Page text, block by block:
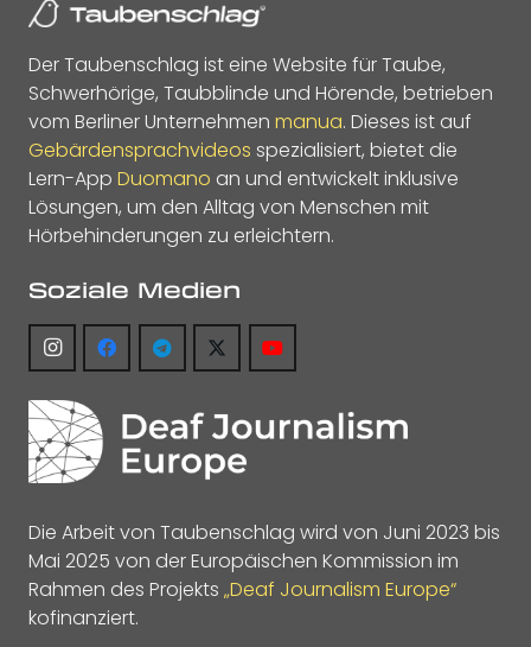
Der Taubenschlag ist eine Website für Taube,
Schwerhörige, Taubblinde und Hörende, betrieben
vom Berliner Unternehmen manua. Dieses ist auf
Gebärdensprachvideos spezialisiert, bietet die
Lern-App Duomano an und entwickelt inklusive
Lösungen, um den Alltag von Menschen mit
Hörbehinderungen zu erleichtern.
Soziale Medien
Die Arbeit von Taubenschlag wird von Juni 2023 bis
Mai 2025 von der Europäischen Kommission im
Rahmen des Projekts „Deaf Journalism Europe“
kofinanziert.